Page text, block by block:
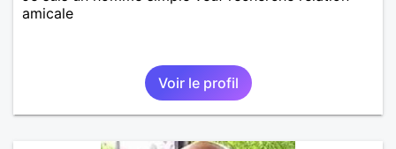
amicale
Voir le profil